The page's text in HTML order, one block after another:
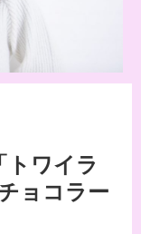
トワイラ
ョコラー